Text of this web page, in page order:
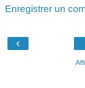
Enregistrer un
‹